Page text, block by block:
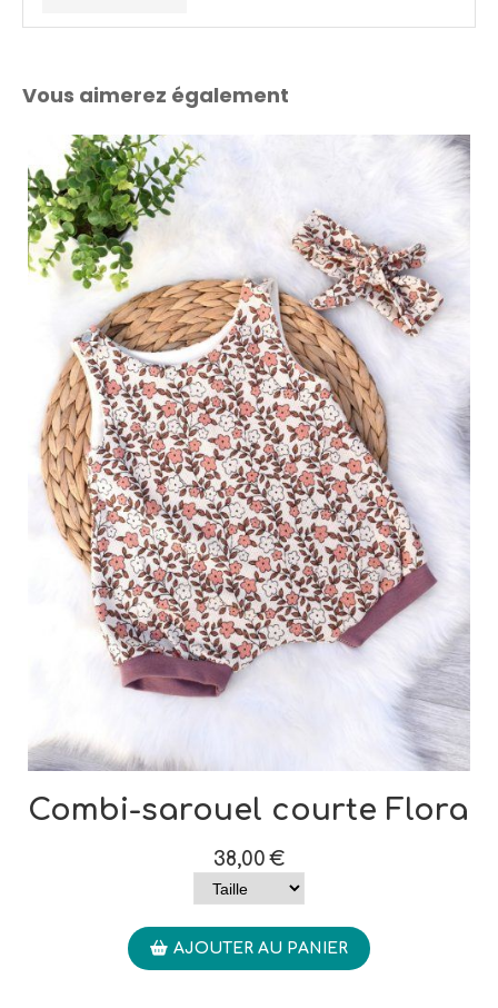
Vous aimerez également
Combi-sarouel courte Flora
38,00 €
AJOUTER AU PANIER